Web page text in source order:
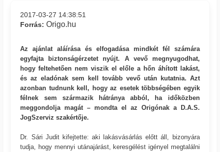
2017-03-27 14:38:51
Forrás:Origo.hu
Az ajánlat aláírása és elfogadása mindkét fél számára
egyfajta biztonságérzetet nyújt. A vevő megnyugodhat,
hogy feltehetően nem viszik el előle a hőn áhított lakást,
és az eladónak sem kell tovább vevő után kutatnia. Azt
azonban tudnunk kell, hogy az esetek többségében egyik
félnek sem származik hátránya abból, ha időközben
meggondolja magát – mondta el az Origónak a D.A.S.
JogSzerviz szakértője.
Dr. Sári Judit kifejtette: aki lakásvásárlás előtt áll, bizonyára
tudja, hogy mennyi utánajárást, keresgélést igényel megtalálni